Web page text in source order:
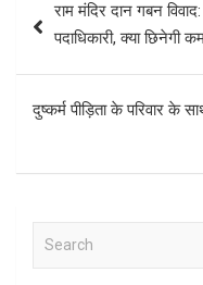
navigation
राम मंदिर दान गबन
पदाधिकारी, क्या छिनेगी
दुष्कर्म पीड़िता के परिवार के